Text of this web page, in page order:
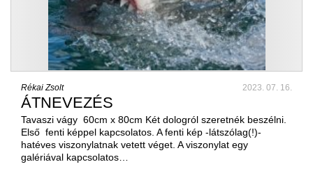
Rékai Zsolt 2023. 07. 16.
ÁTNEVEZÉS
Tavaszi vágy 60cm x 80cm Két dologról szeretnék beszélni.
Első fenti képpel kapcsolatos. A fenti kép -látszólag(!)-
hatéves viszonylatnak vetett véget. A viszonylat egy
galériával kapcsolatos…